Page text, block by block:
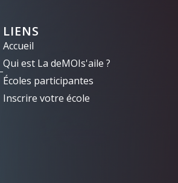
LIENS
Accueil
Qui est La deMOIs'aile ?
Écoles participantes
Inscrire votre école